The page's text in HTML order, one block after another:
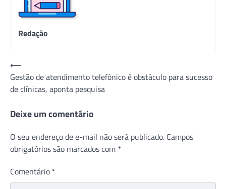
Redação
Navegação
de
Post
⟵
Gestão de atendimento telefônico é obstáculo para sucesso
de clínicas, aponta pesquisa
Deixe um comentário
O seu endereço de e-mail não será publicado. Campos
obrigatórios são marcados com *
Comentário *